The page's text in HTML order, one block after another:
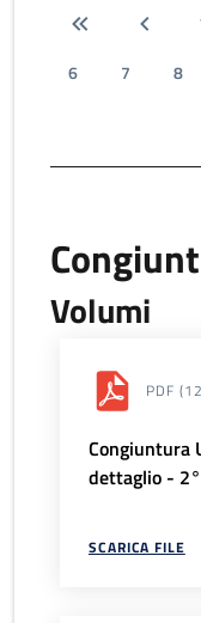
6
7 8
Volumi
PDF
Congiuntura
dettaglio -
SCARICA FILE